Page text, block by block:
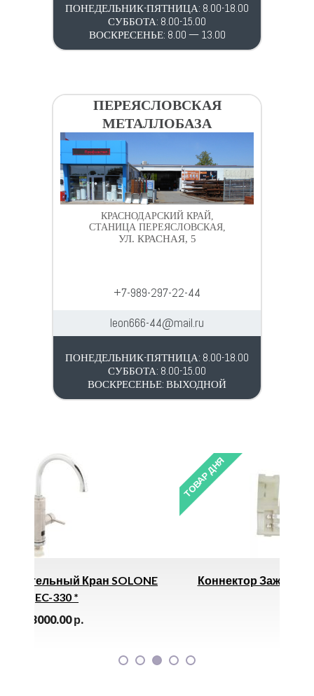
ПОНЕДЕЛЬНИК-ПЯТНИЦА: 8.00-18.00
СУББОТА: 8.00-15.00
ВОСКРЕСЕНЬЕ: 8.00 — 13.00
ПЕРЕЯСЛОВСКАЯ
МЕТАЛЛОБАЗА
КРАСНОДАРСКИЙ КРАЙ,
СТАНИЦА ПЕРЕЯСЛОВСКАЯ,
УЛ. КРАСНАЯ, 5
+7-989-297-22-44
leon666-44@mail.ru
ПОНЕДЕЛЬНИК-ПЯТНИЦА: 8.00-18.00
СУББОТА: 8.00-15.00
ВОСКРЕСЕНЬЕ: ВЫХОДНОЙ
SOLONE
ТОВАР ДНЯ
Коннектор Зажим 2-Х Кант SC28SCESB